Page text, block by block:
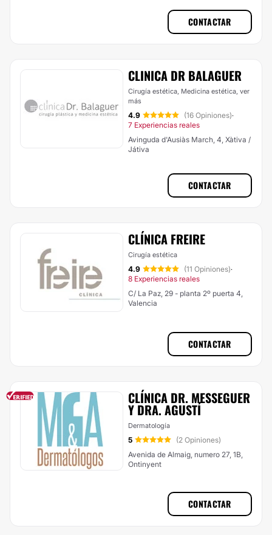
CONTACTAR
CLINICA DR BALAGUER
Cirugía estética, Medicina estética, ver
más
4.9 (16 Opiniones)·
7 Experiencias reales
Avinguda d'Ausiàs March, 4, Xàtiva /
Játiva
CONTACTAR
CLÍNICA FREIRE
Cirugía estética
4.9 (11 Opiniones)·
8 Experiencias reales
C/ La Paz, 29 - planta 2º puerta 4,
Valencia
CONTACTAR
CLÍNICA DR. MESSEGUER
Y DRA. AGUSTÍ
Dermatología
5
(2 Opiniones)
Avenida de Almaig, numero 27, 1B,
Ontinyent
CONTACTAR